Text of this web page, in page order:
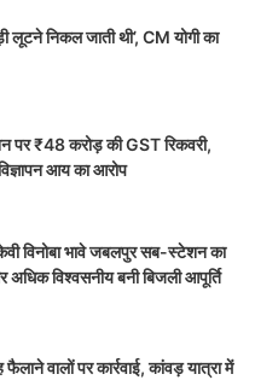
लूटने निकल जाती थी’, CM योगी का
पर ₹48 करोड़ की GST रिकवरी,
आय का आरोप
विनोबा भावे जबलपुर सब-स्टेशन का
विश्वसनीय बनी बिजली आपूर्ति
वालों पर कार्रवाई, कांवड़ यात्रा में